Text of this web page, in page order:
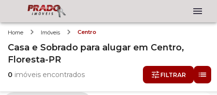
Home Imóveis Centro
Casa e Sobrado para alugar em Centro,
Floresta-PR
0 imóveis encontrados FILTRAR